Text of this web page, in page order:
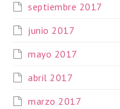
septiembre 2017
junio 2017
mayo 2017
abril 2017
marzo 2017